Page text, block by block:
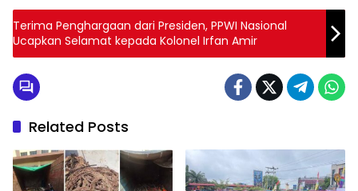
Terima Penghargaan dari Presiden, PPWI Nasional
Ucapkan Selamat kepada Kolonel Irfan Amir
Related Posts